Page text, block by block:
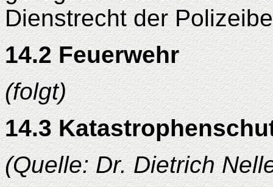
Dienstrecht der
14.2 Feuerwehr
(folgt)
14.3
(Quelle: Dr. Dietrich